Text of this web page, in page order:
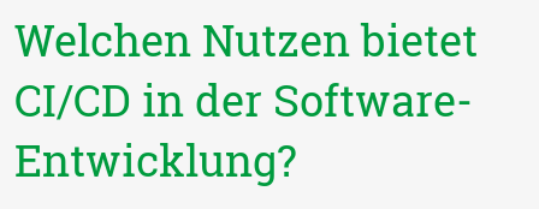
Welchen Nutzen bietet
CI/CD in der Software-
Entwicklung?